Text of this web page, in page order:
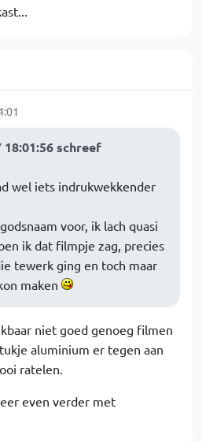
18:01:56 schreef
wel iets indrukwekkender
voor, ik lach quasi
ik dat filmpje zag, precies
tewerk ging en toch maar
maken
niet goed genoeg filmen
aluminium er tegen aan
ratelen.
even verder met